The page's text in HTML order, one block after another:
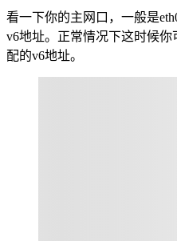
看一下你的主网口，一般是
v6地址。正常情况下这时候你
配的v6地址。